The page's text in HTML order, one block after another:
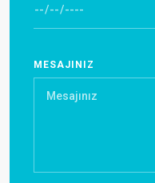
MESAJINIZ